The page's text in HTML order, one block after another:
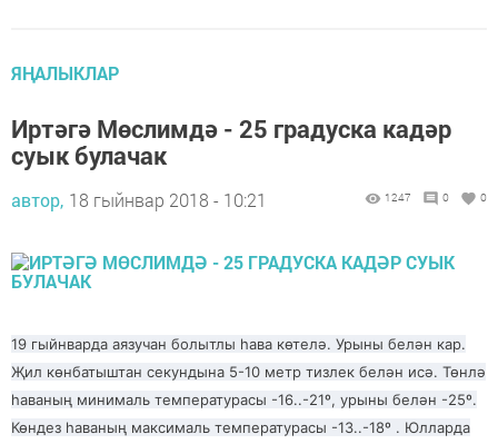
ЯҢАЛЫКЛАР
Иртәгә Мөслимдә - 25 градуска кадәр
суык булачак
автор, 18 гыйнвар 2018 - 10:21 1247 0 0
19 гыйнварда аязучан болытлы һава көтелә. Урыны белән кар.
Җил көнбатыштан секундына 5-10 метр тизлек белән исә. Төнлә
һаваның минималь температурасы -16..-21º, урыны белән -25º.
Көндез һаваның максималь температурасы -13..-18º . Юлларда